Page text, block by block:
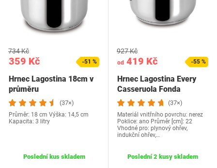
359 Kč
734 Kč
-51 %
Hrnec Lagostina 18cm v
průměru
(37×)
Průměr: 18 cm Výška: 14,5 cm
Kapacita: 3 litry
Poslední kus skladem
od 419 Kč
927 Kč
-55 %
Hrnec Lagostina Every
Casseruola Fonda
(37×)
Materiál vnitřního povrchu: nerez
Poklice: ano Průměr [cm]: 22
Vhodné pro: plynový ohřev,
indukční ohřev,…
Poslední 2 kusy skladem